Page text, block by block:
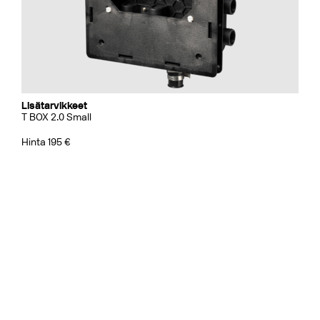
Lisätarvikkeet
T BOX 2.0 Small
Hinta 195 €